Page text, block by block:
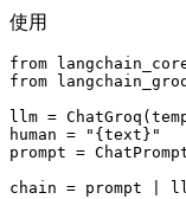
使用
from
from
llm = ChatGroq (
human = " {text} "
prompt =
chain = prompt